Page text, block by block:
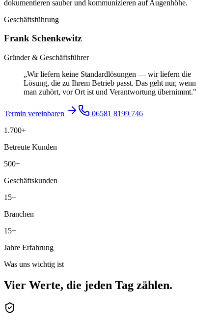
dokumentieren sauber und kommunizieren auf Augenhöhe.
Geschäftsführung
Frank Schenkewitz
Gründer & Geschäftsführer
„Wir liefern keine Standardlösungen — wir liefern die
Lösung, die zu Ihrem Betrieb passt. Das geht nur, wenn
man zuhört, vor Ort ist und Verantwortung übernimmt."
Termin vereinbaren
06581 8199 746
1.700+
Betreute Kunden
500+
Geschäftskunden
15+
Branchen
15+
Jahre Erfahrung
Was uns wichtig ist
Vier Werte, die jeden Tag zählen.